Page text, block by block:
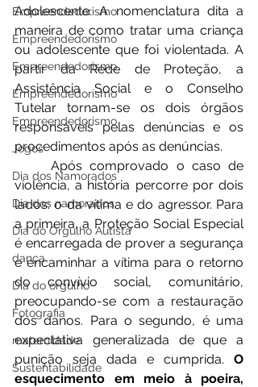
Empreendedorismo
Empreendedorismo
Empreendedorismo
Empreendedorismo
Empreendedorismo
Jogos
Dia dos Namorados
Dia dos namorados
Dia do Orgulho Autista
dança
Dia do orgulho
Fotografia
maternidade
Sustentabilidade
Adolescente. A nomenclatura dita a
maneira de como tratar uma criança
ou adolescente que foi violentada. A
partir da Rede de Proteção, a
Assistência Social e o Conselho
Tutelar tornam-se os dois órgãos
responsáveis pelas denúncias e os
procedimentos após as denúncias.
	Após comprovado o caso de
violência, a história percorre por dois
lados: o da vítima e do agressor. Para
a primeira, a Proteção Social Especial
é encarregada de prover a segurança
e encaminhar a vítima para o retorno
do convívio social, comunitário,
preocupando-se com a restauração
dos danos. Para o segundo, é uma
expectativa generalizada de que a
punição seja dada e cumprida. O
esquecimento em meio à poeira,